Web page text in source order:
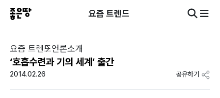
요즘 트렌드
요즘 트렌드언론소개
‘호흡수련과 기의 세계’ 출간
2014.02.26 공유하기